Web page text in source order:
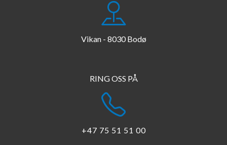
Vikan - 8030 Bodø
​​​​​​​RING OSS PÅ
+47 75 51 51 00